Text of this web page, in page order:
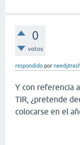
0
votos
respondido por
Y con referencia
TIR, ¿pretende
colocarse en el